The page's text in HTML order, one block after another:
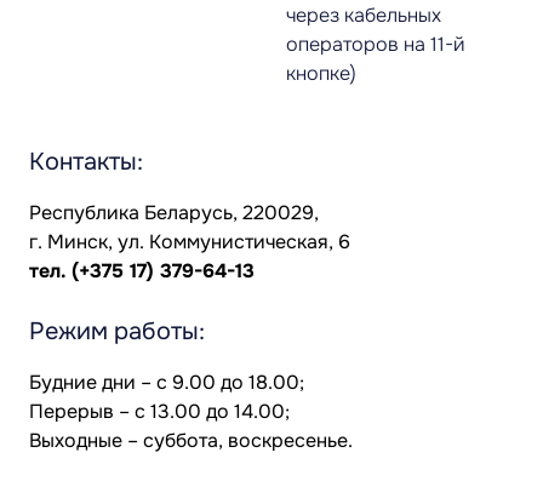
через кабельных
операторов на 11-й
кнопке)
Контакты:
Республика Беларусь, 220029,
г. Минск, ул. Коммунистическая, 6
тел. (+375 17) 379-64-13
Режим работы:
Будние дни – с 9.00 до 18.00;
Перерыв – с 13.00 до 14.00;
Выходные – суббота, воскресенье.